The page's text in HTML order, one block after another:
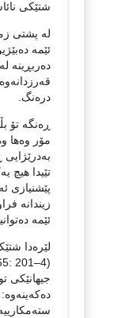
شتێکی
لە پشتی
ئێمە
دەربڕینە
درەنگ.
ڕەنگە تۆ
مۆر وەها
تێیدا هیچ
پێشنیازی
زیندانە
ئێمە
لێرەدا
جیهانێکی